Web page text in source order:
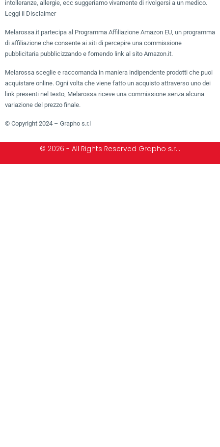
intolleranze, allergie, ecc suggeriamo vivamente di rivolgersi a un medico.
Leggi il Disclaimer
Melarossa.it partecipa al Programma Affiliazione Amazon EU, un programma
di affiliazione che consente ai siti di percepire una commissione
pubblicitaria pubblicizzando e fornendo link al sito Amazon.it.
Melarossa sceglie e raccomanda in maniera indipendente prodotti che puoi
acquistare online. Ogni volta che viene fatto un acquisto attraverso uno dei
link presenti nel testo, Melarossa riceve una commissione senza alcuna
variazione del prezzo finale.
© Copyright 2024 – Grapho s.r.l
© 2026 - All Rights Reserved Grapho s.r.l.